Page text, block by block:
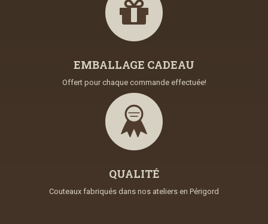
EMBALLAGE CADEAU
Offert pour chaque commande effectuée!
QUALITÉ
Couteaux fabriqués dans nos ateliers en Périgord